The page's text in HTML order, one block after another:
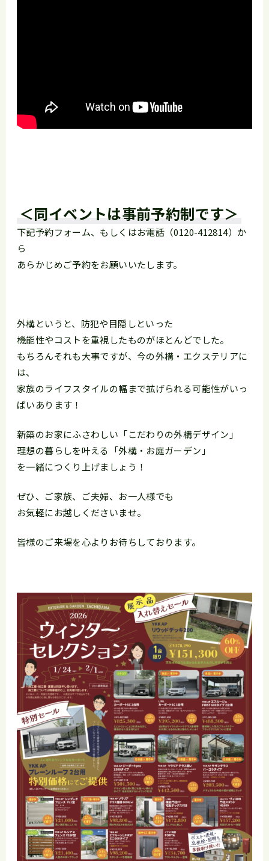
＜同イベントは事前予約制です＞
下記予約フォーム、もしくはお電話（0120-412814）か
ら
あらかじめご予約をお願いいたします。
外構というと、防犯や目隠しといった
機能性やコストを重視したものがほとんどでした。
もちろんそれも大事ですが、今の外構・エクステリアに
は、
家族のライフスタイルの幅まで拡げられる可能性がいっ
ぱいあります！
新築のお家にふさわしい「こだわりの外構デザイン」
理想の暮らしを叶える「外構・お庭ガーデン」
を一緒につくり上げましょう！
ぜひ、ご家族、ご夫婦、お一人様でも
お気軽にお越しくださいませ。
皆様のご来場を心よりお待ちしております。